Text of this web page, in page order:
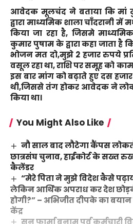
आवेदक मूलचंद ने बताया कि मां
द्वारा माध्यमिक शाला चाँदरानी
किया जा रहा है, जिसमे
कुमार पुषाम के द्वारा कहा जाता
भोजन मत दो,मुझे 2 हजार रुपये
वसूल रहा था, राशि पर समूह को
इस बार मांग को बढ़ाते हुए दस
थी,जिससे तंग होकर आवेदक ने
किया था।
You Might Also Like
नौ साल बाद लौटेगा कैंपस
छात्रसंघ चुनाव, हाईकोर्ट के सख्त
कैलेंडर
“मेरे पिता ने मुझे विदेश कैसे
लेकिन आर्थिक अपराध कर देश
होगी?” – अभिजीत दीपके का बयान
केंद्र
सन फार्मा बनाम पूर्व कर्मचारी